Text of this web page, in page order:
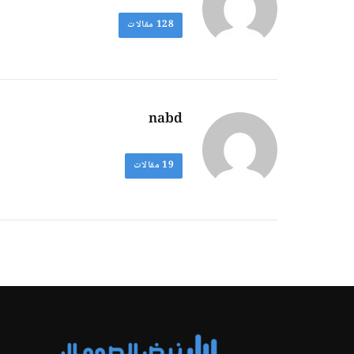
128 مقالات
nabd
19مقالات